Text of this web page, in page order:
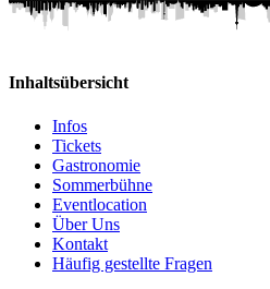
Inhaltsübersicht
Infos
Tickets
Gastronomie
Sommerbühne
Eventlocation
Über Uns
Kontakt
Häufig gestellte Fragen